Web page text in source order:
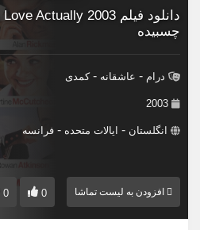
چسبیده
درام - عاشقانه -کمدی
2003
انگلستان - ایالات متحده - فرانسه
افزودن به لیست تماشا 0
0